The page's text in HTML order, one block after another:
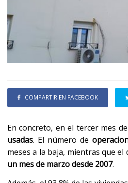
COMPARTIR EN FACEBOOK
En concreto, en el tercer mes
usadas. El número de
meses a la baja, mientras que el
un mes de marzo desde 2007.